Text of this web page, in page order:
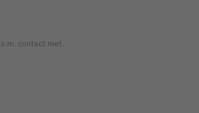
contact met.